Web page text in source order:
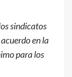
sindicatos
en la
para los